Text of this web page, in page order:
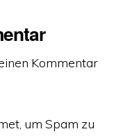
Kommentar
um Spam zu